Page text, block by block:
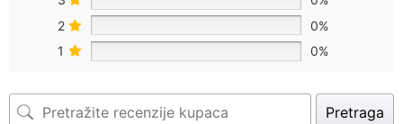
2
0%
1
0%
Pretraga